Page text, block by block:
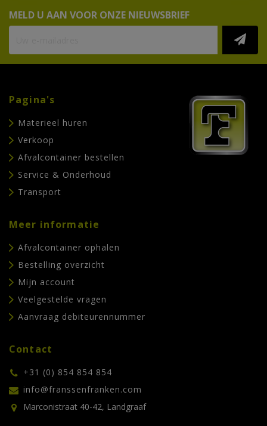
MELD U AAN VOOR ONZE NIEUWSBRIEF
Pagina's
Materieel huren
Verkoop
Afvalcontainer bestellen
Service & Onderhoud
Transport
Meer informatie
Afvalcontainer ophalen
Bestelling overzicht
Mijn account
Veelgestelde vragen
Aanvraag debiteurennummer
Contact
+31 (0) 854 854 854
info@franssenfranken.com
Marconistraat 40-42, Landgraaf